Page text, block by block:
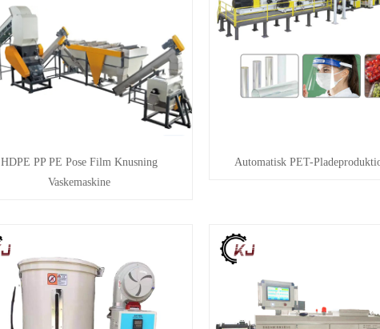
HDPE PP PE Pose Film Knusning
Vaskemaskine
Automatisk PET-